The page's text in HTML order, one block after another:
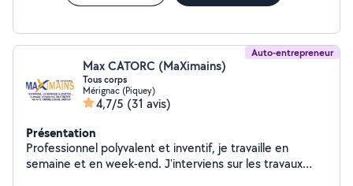
Auto-entrepreneur
Max CATORC (MaXimains)
Tous corps
Mérignac (Piquey)
4,7/5 (31 avis)
Présentation
Professionnel polyvalent et inventif, je travaille en
semaine et en week-end. J'interviens sur les travaux